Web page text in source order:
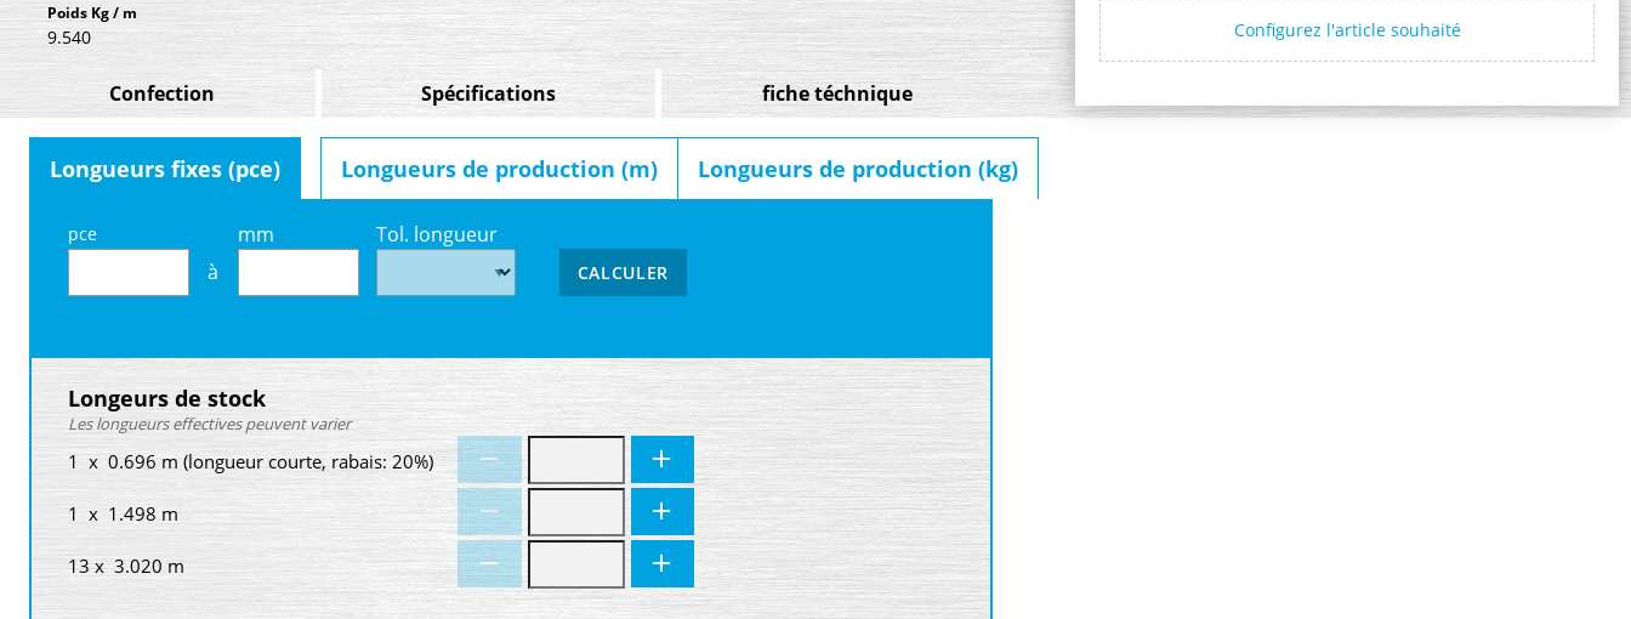
Poids Kg / m
9.540
Confection Spécifications fiche téchnique
Longueurs fixes (pce) Longueurs de production (m) Longueurs de production (kg)
pce
à
mm Tol. longueur
CALCULER
Longeurs de stock
Les longueurs effectives peuvent varier
1 x 0.696 m (longueur courte, rabais: 20%)
1 x 1.498 m
13 x 3.020 m
Configurez l'article souhaité